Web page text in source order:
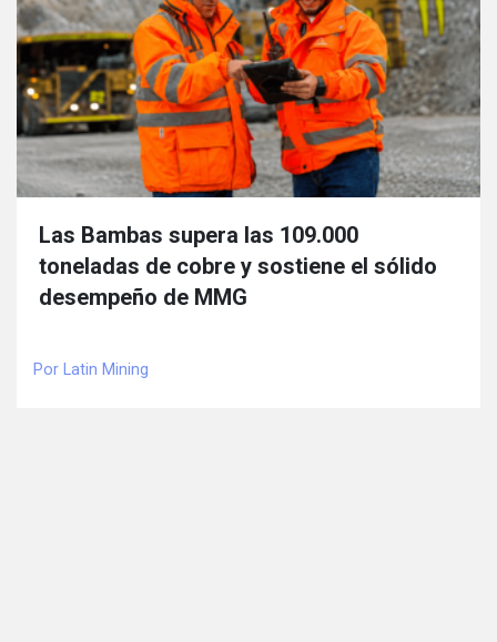
Las Bambas supera las 109.000
toneladas de cobre y sostiene el sólido
desempeño de MMG
Por Latin Mining